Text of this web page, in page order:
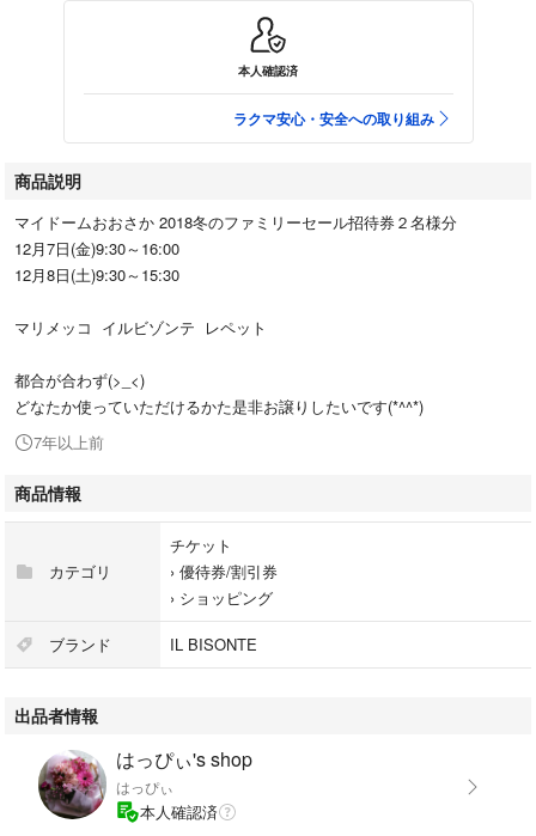
本人確認済
ラクマ安心・安全への取り組み
商品説明
マイドームおおさか 2018冬のファミリーセール招待券２名様分
12月7日(金)9:30～16:00
12月8日(土)9:30～15:30
マリメッコ イルビゾンテ レペット
都合が合わず(>_<)
どなたか使っていただけるかた是非お譲りしたいです(*^^*)
7年以上前
商品情報
カテゴリ
チケット
› 優待券/割引券
› ショッピング
ブランド IL BISONTE
出品者情報
はっぴぃ's shop
はっぴぃ
本人確認済